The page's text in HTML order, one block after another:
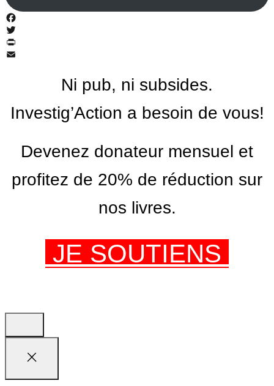
Facebook
Twitter
PrintFriendly
Ni pub, ni subsides.
Investig’Action a besoin de vous!
Devenez donateur mensuel et
profitez de 20% de réduction sur
nos livres.
JE SOUTIENS